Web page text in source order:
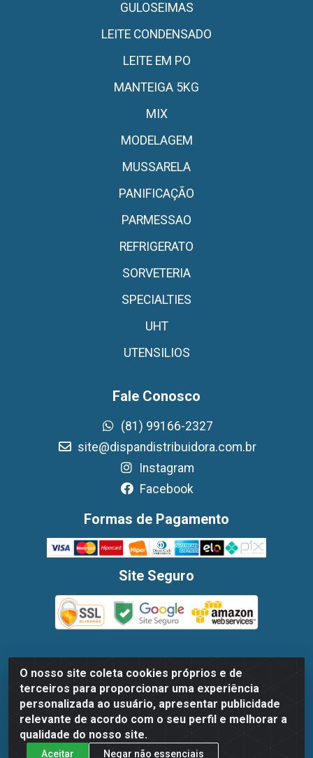
O nosso site coleta cookies próprios e de
terceiros para proporcionar uma experiência
personalizada ao usuário, apresentar publicidade
relevante de acordo com o seu perfil e melhorar a
qualidade do nosso site.
Aceitar Negar não essenciais
GULOSEIMAS
LEITE CONDENSADO
LEITE EM PO
MANTEIGA 5KG
MIX
MODELAGEM
MUSSARELA
PANIFICAÇÃO
PARMESSAO
REFRIGERATO
SORVETERIA
SPECIALTIES
UHT
UTENSILIOS
Fale Conosco
(81) 99166-2327
site@dispandistribuidora.com.br
Instagram
Facebook
Formas de Pagamento
Site Seguro
Dispan Distribuidora de Alimentos LTDA - Avenida Marechal
Mascarenhas De Moraes, 1048- Imbiribeira, Recife/PE - CEP
51.170-000 - CNPJ 30.779.584/0003-78